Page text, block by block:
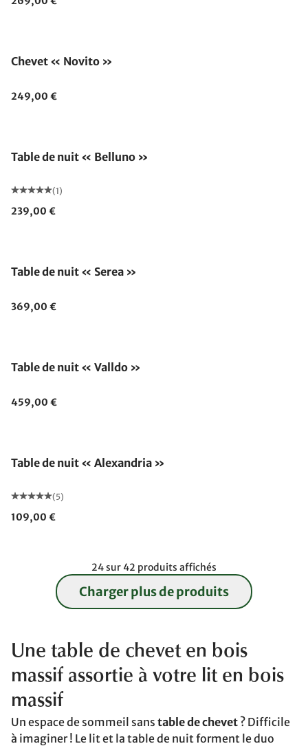
Chevet « Novito »
249,00 €
Table de nuit « Belluno »
(1)
239,00 €
Table de nuit « Serea »
369,00 €
Table de nuit « Valldo »
459,00 €
Table de nuit « Alexandria »
(5)
109,00 €
24 sur 42 produits affichés
Charger plus de produits
Une table de chevet en bois
massif assortie à votre lit en bois
massif
Un espace de sommeil sans table de chevet ? Difficile
à imaginer ! Le lit et la table de nuit forment le duo